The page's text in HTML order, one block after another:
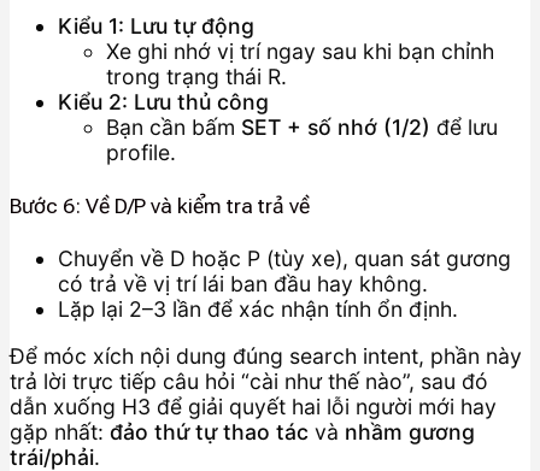
Kiểu 1: Lưu tự động
Xe ghi nhớ vị trí ngay sau khi bạn chỉnh
trong trạng thái R.
Kiểu 2: Lưu thủ công
Bạn cần bấm SET + số nhớ (1/2) để lưu
profile.
Bước 6: Về D/P và kiểm tra trả về
Chuyển về D hoặc P (tùy xe), quan sát gương
có trả về vị trí lái ban đầu hay không.
Lặp lại 2–3 lần để xác nhận tính ổn định.
Để móc xích nội dung đúng search intent, phần này
trả lời trực tiếp câu hỏi “cài như thế nào”, sau đó
dẫn xuống H3 để giải quyết hai lỗi người mới hay
gặp nhất: đảo thứ tự thao tác và nhầm gương
trái/phải.